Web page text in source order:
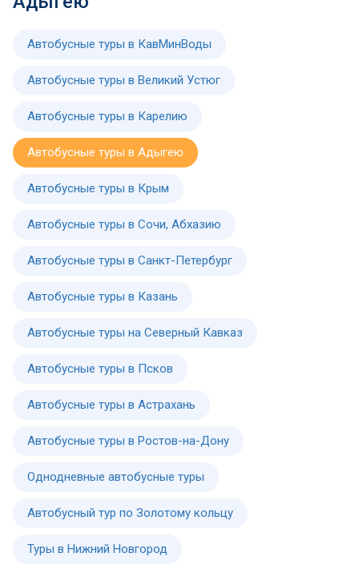
Автобусные туры в КавМинВоды
Автобусные туры в Великий Устюг
Автобусные туры в Карелию
Автобусные туры в Адыгею
Автобусные туры в Крым
Автобусные туры в Сочи, Абхазию
Автобусные туры в Санкт-Петербург
Автобусные туры в Казань
Автобусные туры на Северный Кавказ
Автобусные туры в Псков
Автобусные туры в Астрахань
Автобусные туры в Ростов-на-Дону
Однодневные автобусные туры
Автобусный тур по Золотому кольцу
Туры в Нижний Новгород